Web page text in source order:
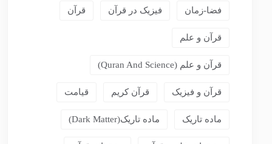
فضا-زمان فیزیک در قرآن قرآن
قرآن و علم
قرآن و علم (Quran And Science)
قرآن و فیزیک قرآن کریم قیامت
ماده تاریک ماده تاریک(dark Matter)